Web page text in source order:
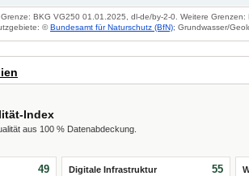
Grenze: BKG VG250 01.01.2025, dl-de/by-2-0. Weitere
©Bundesamt für Naturschutz (BfN); Grundwasser/
Index
aus 100 % Datenabdeckung.
49 Digitale Infrastruktur 55